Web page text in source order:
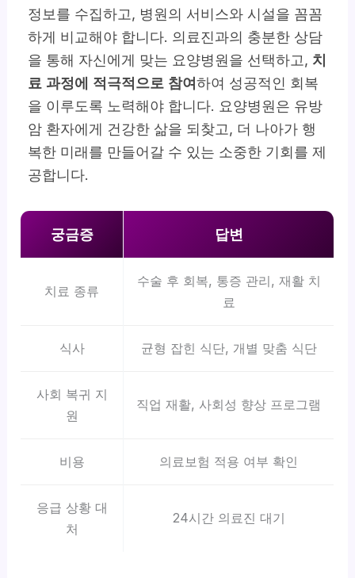
정보를 수집하고, 병원의 서비스와 시설을 꼼꼼
하게 비교해야 합니다. 의료진과의 충분한 상담
을 통해 자신에게 맞는 요양병원을 선택하고, 치
료 과정에 적극적으로 참여하여 성공적인 회복
을 이루도록 노력해야 합니다. 요양병원은 유방
암 환자에게 건강한 삶을 되찾고, 더 나아가 행
복한 미래를 만들어갈 수 있는 소중한 기회를 제
공합니다.
궁금증 답변
치료 종류
수술 후 회복, 통증 관리, 재활 치
료
식사 균형 잡힌 식단, 개별 맞춤 식단
사회 복귀 지
원
직업 재활, 사회성 향상 프로그램
비용 의료보험 적용 여부 확인
응급 상황 대
처
24시간 의료진 대기